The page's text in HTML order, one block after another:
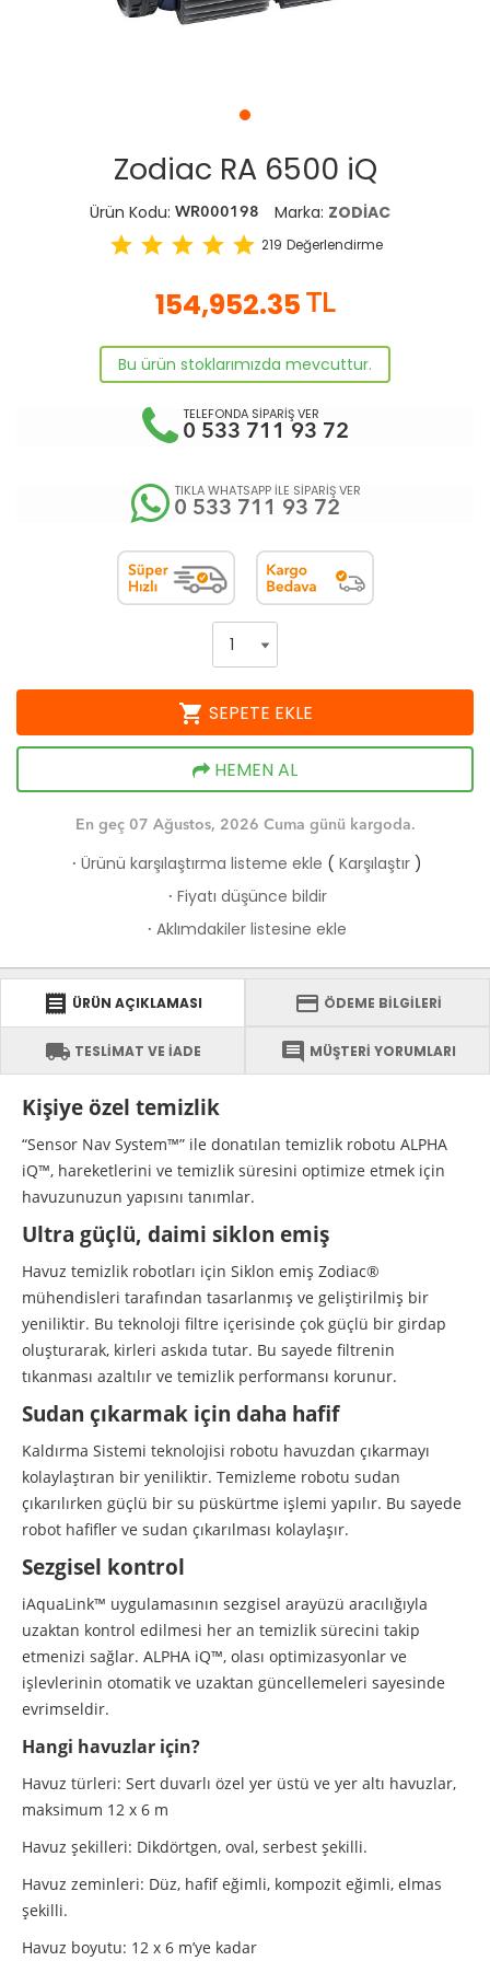
Zodiac RA 6500 iQ
Ürün Kodu: WR000198 Marka: ZODİAC
star star star star star 219 Değerlendirme
154,952.35 TL
Bu ürün stoklarımızda mevcuttur.
TELEFONDA SİPARİŞ VER
0 533 711 93 72
TIKLA WHATSAPP İLE SİPARİŞ VER
0 533 711 93 72
shopping_cart SEPETE EKLE
HEMEN AL
En geç 07 Ağustos, 2026 Cuma günü kargoda.
· Ürünü karşılaştırma listeme ekle ( Karşılaştır )
· Fiyatı düşünce bildir
· Aklımdakiler listesine ekle
receipt ÜRÜN AÇIKLAMASI credit_card ÖDEME BİLGİLERİ
local_shipping TESLİMAT VE İADE comment MÜŞTERİ YORUMLARI
Kişiye özel temizlik
“Sensor Nav System™” ile donatılan temizlik robotu ALPHA
iQ™, hareketlerini ve temizlik süresini optimize etmek için
havuzunuzun yapısını tanımlar.
Ultra güçlü, daimi siklon emiş
Havuz temizlik robotları için Siklon emiş Zodiac®
mühendisleri tarafından tasarlanmış ve geliştirilmiş bir
yeniliktir. Bu teknoloji filtre içerisinde çok güçlü bir girdap
oluşturarak, kirleri askıda tutar. Bu sayede filtrenin
tıkanması azaltılır ve temizlik performansı korunur.
Sudan çıkarmak için daha hafif
Kaldırma Sistemi teknolojisi robotu havuzdan çıkarmayı
kolaylaştıran bir yeniliktir. Temizleme robotu sudan
çıkarılırken güçlü bir su püskürtme işlemi yapılır. Bu sayede
robot hafifler ve sudan çıkarılması kolaylaşır.
Sezgisel kontrol
iAquaLink™ uygulamasının sezgisel arayüzü aracılığıyla
uzaktan kontrol edilmesi her an temizlik sürecini takip
etmenizi sağlar. ALPHA iQ™, olası optimizasyonlar ve
işlevlerinin otomatik ve uzaktan güncellemeleri sayesinde
evrimseldir.
Hangi havuzlar için?
Havuz türleri: Sert duvarlı özel yer üstü ve yer altı havuzlar,
maksimum 12 x 6 m
Havuz şekilleri: Dikdörtgen, oval, serbest şekilli.
Havuz zeminleri: Düz, hafif eğimli, kompozit eğimli, elmas
şekilli.
Havuz boyutu: 12 x 6 m’ye kadar